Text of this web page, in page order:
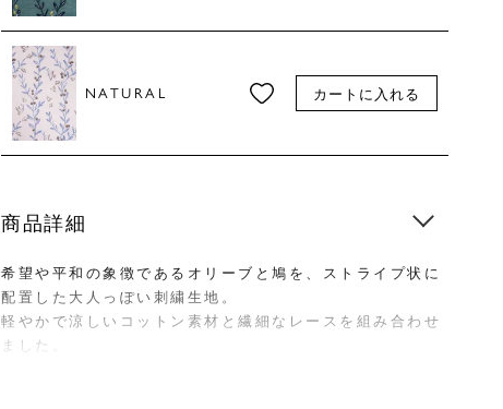
NATURAL カートに入れる
商品詳細
希望や平和の象徴であるオリーブと鳩を、ストライプ状に
配置した大人っぽい刺繍生地。
軽やかで涼しいコットン素材と繊細なレースを組み合わせ
ました。